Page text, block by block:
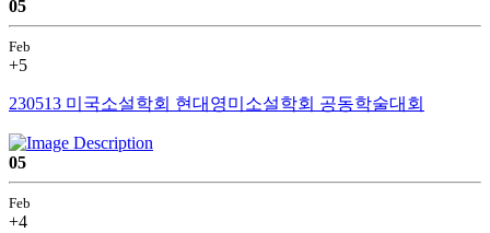
05
Feb
+5
230513 미국소설학회 현대영미소설학회 공동학술대회
05
Feb
+4